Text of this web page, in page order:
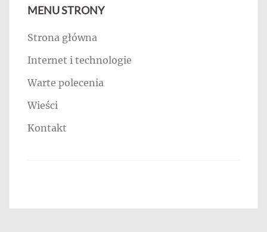
MENU STRONY
Strona główna
Internet i technologie
Warte polecenia
Wieści
Kontakt